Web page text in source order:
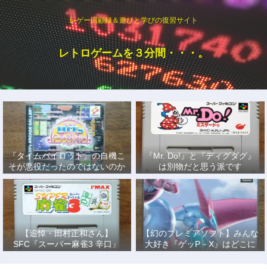
レゲー回顧録＆遊びと学びの復習サイト
レトロゲームを３分間・・・。
『タイムパイロット』の自機こ
そが悪役だったのではないのか
説
『Mr. Do!』と『ディグダグ』
は別物だと思う派です
【追悼・田村正和さん】
SFC『スーパー麻雀3 辛口』
で、あの名優になりきって戦っ
【幻のプレミアソフト】みんな
大好き『ゲッP－X』はどこに
もない！